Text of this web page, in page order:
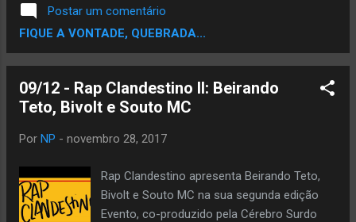
miúdos: Sou também um desenhista
amador... um músico amador...
lançado em 2018. Preparando o público para
o lançamento, DiMilgrau apresenta agora o
clipe de seu novo single “A Vida que Bate”.
conflitos e sua luta para se firmar na cena
do rap nacional e reflete sobre a vida e o que
dela pode tirar. A produção musical é
Livre), o videoclipe por Rodrigo Chiocki e a
pós-produção por Luana Atanasio e Maique
Maia.
Postar um comentário
FIQUE A VONTADE, QUEBRADA...
09/12 - Rap Clandestino II: Beirando
Teto, Bivolt e Souto MC
Por NP - novembro 28, 2017
Rap Clandestino apresenta Beirando Teto,
Bivolt e Souto MC na sua segunda edição
Evento, co-produzido pela Cérebro Surdo